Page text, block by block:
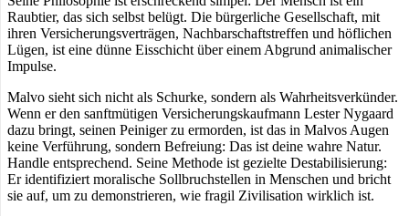
Raubtier, das sich selbst belügt. Die bürgerliche Gesellschaft, mit
ihren Versicherungsverträgen, Nachbarschaftstreffen und höflichen
Lügen, ist eine dünne Eisschicht über einem Abgrund animalischer
Impulse.
Malvo sieht sich nicht als Schurke, sondern als Wahrheitsverkünder.
Wenn er den sanftmütigen Versicherungskaufmann Lester Nygaard
dazu bringt, seinen Peiniger zu ermorden, ist das in Malvos Augen
keine Verführung, sondern Befreiung: Das ist deine wahre Natur.
Handle entsprechend. Seine Methode ist gezielte Destabilisierung:
Er identifiziert moralische Sollbruchstellen in Menschen und bricht
sie auf, um zu demonstrieren, wie fragil Zivilisation wirklich ist.